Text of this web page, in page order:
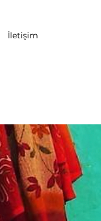
İletişim